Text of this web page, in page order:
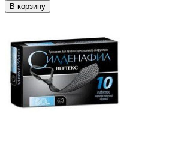
В корзину